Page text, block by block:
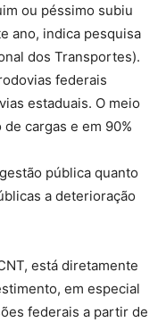
ou péssimo subiu
ano, indica pesquisa
dos Transportes).
federais
estaduais. O meio
cargas e em 90%
pública quanto
a deterioração
está diretamente
em especial
federais a partir de